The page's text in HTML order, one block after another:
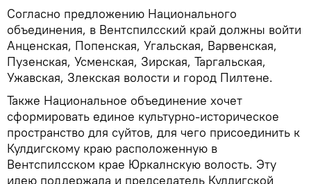
Согласно предложению Национального
объединения, в Вентспилсский край должны войти
Анценская, Попенская, Угальская, Варвенская,
Пузенская, Усменская, Зирская, Таргальская,
Ужавская, Злекская волости и город Пилтене.
Также Национальное объединение хочет
сформировать единое культурно-историческое
пространство для суйтов, для чего присоединить к
Кулдигскому краю расположенную в
Вентспилсском крае Юркалнскую волость. Эту
идею поддержала и председатель Кулдигской